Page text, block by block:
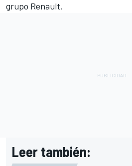
grupo Renault.
Leer también: